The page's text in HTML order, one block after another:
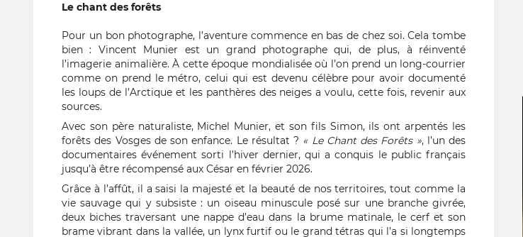
Le chant des forêts
Pour un bon photographe, l’aventure commence en bas de chez soi. Cela tombe
bien : Vincent Munier est un grand photographe qui, de plus, à réinventé
l’imagerie animalière. À cette époque mondialisée où l’on prend un long-courrier
comme on prend le métro, celui qui est devenu célèbre pour avoir documenté
les loups de l’Arctique et les panthères des neiges a voulu, cette fois, revenir aux
sources.
Avec son père naturaliste, Michel Munier, et son fils Simon, ils ont arpentés les
forêts des Vosges de son enfance. Le résultat ? « Le Chant des Forêts », l’un des
documentaires événement sorti l’hiver dernier, qui a conquis le public français
jusqu’à être récompensé aux César en février 2026.
Grâce à l’affût, il a saisi la majesté et la beauté de nos territoires, tout comme la
vie sauvage qui y subsiste : un oiseau minuscule posé sur une branche givrée,
deux biches traversant une nappe d’eau dans la brume matinale, le cerf et son
brame vibrant dans la vallée, un lynx furtif ou le grand tétras qui l’a si longtemps